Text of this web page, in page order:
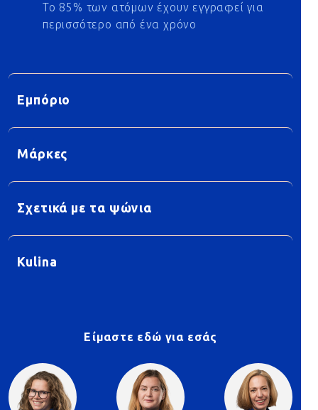
Το 85% των ατόμων έχουν εγγραφεί για
περισσότερο από ένα χρόνο
Εμπόριο
Μάρκες
Σχετικά με τα ψώνια
Kulina
Είμαστε εδώ για εσάς